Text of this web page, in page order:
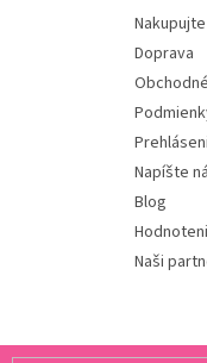
Doprava
Napíšte
Blog
Naši